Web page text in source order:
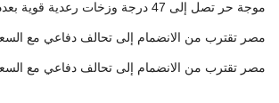
موجة حر تصل إلى 47 درجة وزخات رعدية قوية بعدد من مناطق المملكة
مصر تقترب من الانضمام إلى تحالف دفاعي مع
مصر تقترب من الانضمام إلى تحالف دفاعي مع